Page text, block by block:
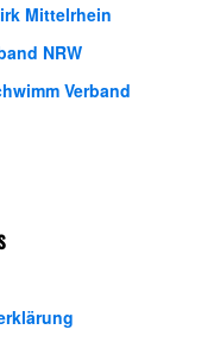
Mittelrhein
NRW
Verband